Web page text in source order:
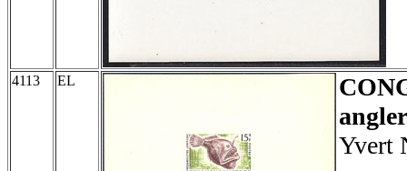
4113 EL
Yvert